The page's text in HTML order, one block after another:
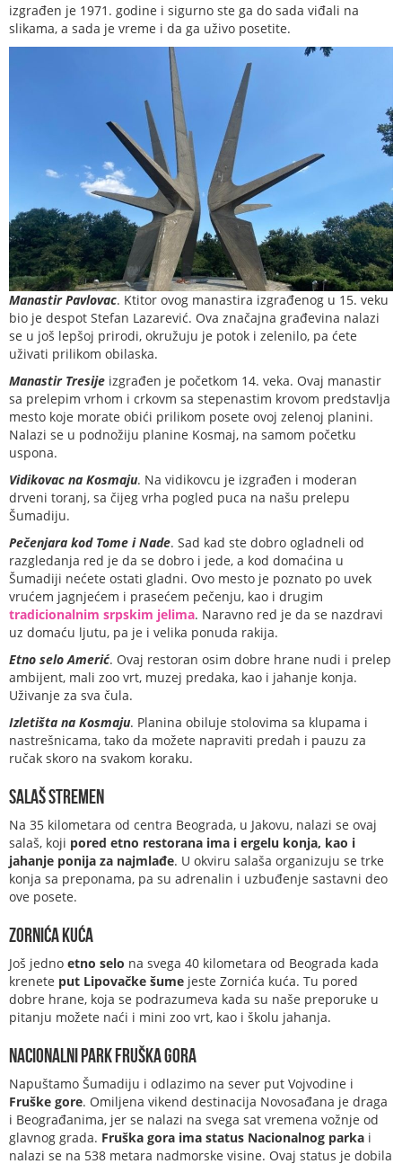
izgrađen je 1971. godine i sigurno ste ga do sada viđali na
slikama, a sada je vreme i da ga uživo posetite.
Manastir Pavlovac. Ktitor ovog manastira izgrađenog u 15. veku
bio je despot Stefan Lazarević. Ova značajna građevina nalazi
se u još lepšoj prirodi, okružuju je potok i zelenilo, pa ćete
uživati prilikom obilaska.
Manastir Tresije izgrađen je početkom 14. veka. Ovaj manastir
sa prelepim vrhom i crkovm sa stepenastim krovom predstavlja
mesto koje morate obići prilikom posete ovoj zelenoj planini.
Nalazi se u podnožiju planine Kosmaj, na samom početku
uspona.
Vidikovac na Kosmaju. Na vidikovcu je izgrađen i moderan
drveni toranj, sa čijeg vrha pogled puca na našu prelepu
Šumadiju.
Pečenjara kod Tome i Nade. Sad kad ste dobro ogladneli od
razgledanja red je da se dobro i jede, a kod domaćina u
Šumadiji nećete ostati gladni. Ovo mesto je poznato po uvek
vrućem jagnjećem i prasećem pečenju, kao i drugim
tradicionalnim srpskim jelima. Naravno red je da se nazdravi
uz domaću ljutu, pa je i velika ponuda rakija.
Etno selo Amerić. Ovaj restoran osim dobre hrane nudi i prelep
ambijent, mali zoo vrt, muzej predaka, kao i jahanje konja.
Uživanje za sva čula.
Izletišta na Kosmaju. Planina obiluje stolovima sa klupama i
nastrešnicama, tako da možete napraviti predah i pauzu za
ručak skoro na svakom koraku.
Salaš Stremen
Na 35 kilometara od centra Beograda, u Jakovu, nalazi se ovaj
salaš, koji pored etno restorana ima i ergelu konja, kao i
jahanje ponija za najmlađe. U okviru salaša organizuju se trke
konja sa preponama, pa su adrenalin i uzbuđenje sastavni deo
ove posete.
Zornića kuća
Još jedno etno selo na svega 40 kilometara od Beograda kada
krenete put Lipovačke šume jeste Zornića kuća. Tu pored
dobre hrane, koja se podrazumeva kada su naše preporuke u
pitanju možete naći i mini zoo vrt, kao i školu jahanja.
Nacionalni park Fruška gora
Napuštamo Šumadiju i odlazimo na sever put Vojvodine i
Fruške gore. Omiljena vikend destinacija Novosađana je draga
i Beograđanima, jer se nalazi na svega sat vremena vožnje od
glavnog grada. Fruška gora ima status Nacionalnog parka i
nalazi se na 538 metara nadmorske visine. Ovaj status je dobila